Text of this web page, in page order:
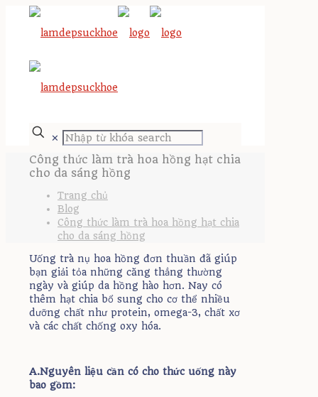
✕
Công thức làm trà hoa hồng hạt chia
cho da sáng hồng
Trang chủ
Blog
Công thức làm trà hoa hồng hạt chia
cho da sáng hồng
Uống trà nụ hoa hồng đơn thuần đã giúp
bạn giải tỏa những căng thẳng thường
ngày và giúp da hồng hào hơn. Nay có
thêm hạt chia bổ sung cho cơ thể nhiều
dưỡng chất như protein, omega-3, chất xơ
và các chất chống oxy hóa.
A.Nguyên liệu cần có cho thức uống này
bao gồm: